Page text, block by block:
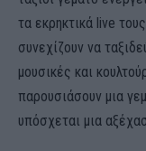
τα εκρηκτικά live
συνεχίζουν να
μουσικές και
παρουσιάσουν μια
υπόσχεται μια